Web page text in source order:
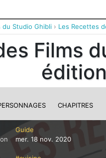
du Studio Ghibli › Les Recettes
Films
CHAPITRES
Guide
mer. 18 nov. 2020